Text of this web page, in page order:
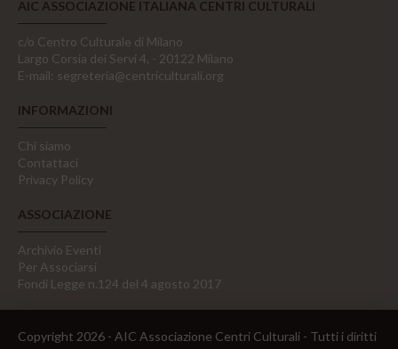
AIC ASSOCIAZIONE ITALIANA CENTRI CULTURALI
c/o Centro Culturale di Milano
Largo Corsia dei Servi 4, - 20122 Milano
E-mail: segreteria@centriculturali.org
INFORMAZIONI
Chi siamo
Contattaci
Privacy Policy
ASSOCIAZIONE
Archivio Eventi
Per Associarsi
Fondi Legge n.124 del 4 agosto 2017
Copyright 2026 - AIC Associazione Centri Culturali - Tutti i diritti